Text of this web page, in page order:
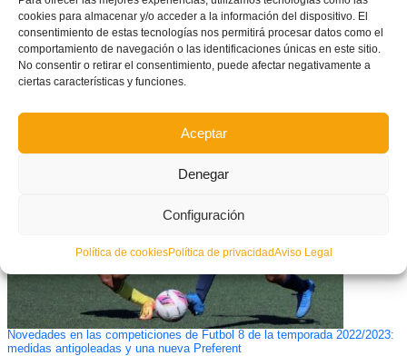
cookies para almacenar y/o acceder a la información del dispositivo. El
consentimiento de estas tecnologías nos permitirá procesar datos como el
comportamiento de navegación o las identificaciones únicas en este sitio.
No consentir o retirar el consentimiento, puede afectar negativamente a
ciertas características y funciones.
Aceptar
Denegar
Configuración
Política de cookiesPolítica de privacidadAviso Legal
Novedades en las competiciones de Futbol 8 de la temporada 2022/2023:
medidas antigoleadas y una nueva Preferent